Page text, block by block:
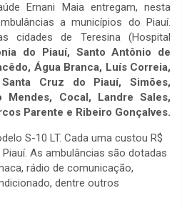
Ernani Maia entregam, nesta
a municípios do Piauí.
cidades de Teresina (Hospital
do Piauí, Santo Antônio de
Água Branca, Luís Correia,
Cruz do Piauí, Simões,
Mendes, Cocal, Landre Sales,
Parente e Ribeiro Gonçalves.
S-10 LT. Cada uma custou R$
As ambulâncias são dotadas
rádio de comunicação,
dentre outros